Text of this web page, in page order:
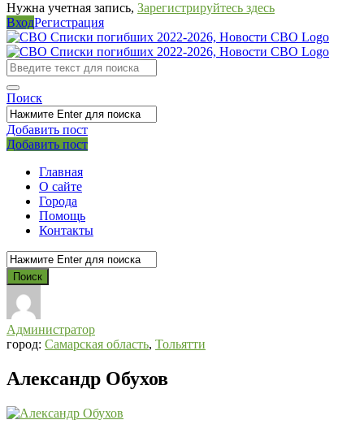
Нужна учетная запись, Зарегистрируйтесь здесь
ВходРегистрация
СВО
Списки
погибших
2022-
2026,
Новости
СВО
Поиск
Добавить пост
Мобильное
меню
Выйти
Добавить пост
Главная
О сайте
Города
Помощь
Контакты
Администратор
город: Самарская область, Тольятти
Александр Обухов